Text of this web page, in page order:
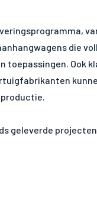
die
toepassingen. Ook
geleverde